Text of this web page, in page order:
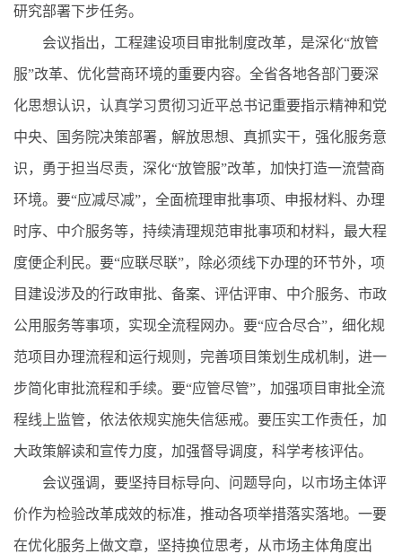
研究部署下步任务。
会议指出，工程建设项目审批制度改革，是深化“放管
服”改革、优化营商环境的重要内容。全省各地各部门要深
化思想认识，认真学习贯彻习近平总书记重要指示精神和党
中央、国务院决策部署，解放思想、真抓实干，强化服务意
识，勇于担当尽责，深化“放管服”改革，加快打造一流营商
环境。要“应减尽减”，全面梳理审批事项、申报材料、办理
时序、中介服务等，持续清理规范审批事项和材料，最大程
度便企利民。要“应联尽联”，除必须线下办理的环节外，项
目建设涉及的行政审批、备案、评估评审、中介服务、市政
公用服务等事项，实现全流程网办。要“应合尽合”，细化规
范项目办理流程和运行规则，完善项目策划生成机制，进一
步简化审批流程和手续。要“应管尽管”，加强项目审批全流
程线上监管，依法依规实施失信惩戒。要压实工作责任，加
大政策解读和宣传力度，加强督导调度，科学考核评估。
会议强调，要坚持目标导向、问题导向，以市场主体评
价作为检验改革成效的标准，推动各项举措落实落地。一要
在优化服务上做文章，坚持换位思考，从市场主体角度出